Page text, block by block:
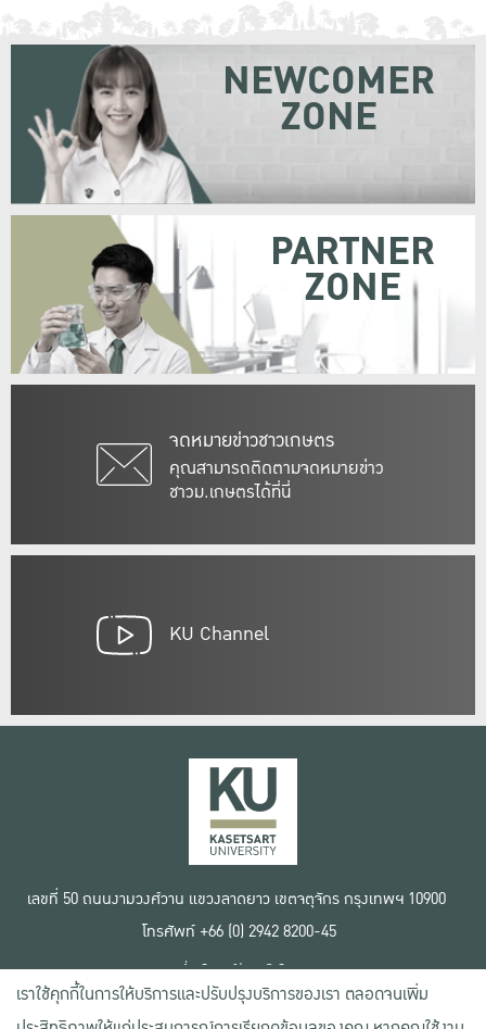
จดหมายข่าวชาวเกษตร
คุณสามารถติดตามจดหมายข่าว
ชาวม.เกษตรได้ที่นี่
NEWCOMER
ZONE
PARTNER
ZONE
KU Channel
เลขที่ 50 ถนนงามวงศ์วาน แขวงลาดยาว เขตจตุจักร กรุงเทพฯ 10900
โทรศัพท์ +66 (0) 2942 8200-45
เงื่อนไขการใช้งานเว็บไซต์
ข้อตกลงด้านสิทธิ์ใช้งาน
นโยบายความเป็นส่วนตัว
เราใช้คุกกี้ในการให้บริการและปรับปรุงบริการของเรา ตลอดจนเพิ่ม